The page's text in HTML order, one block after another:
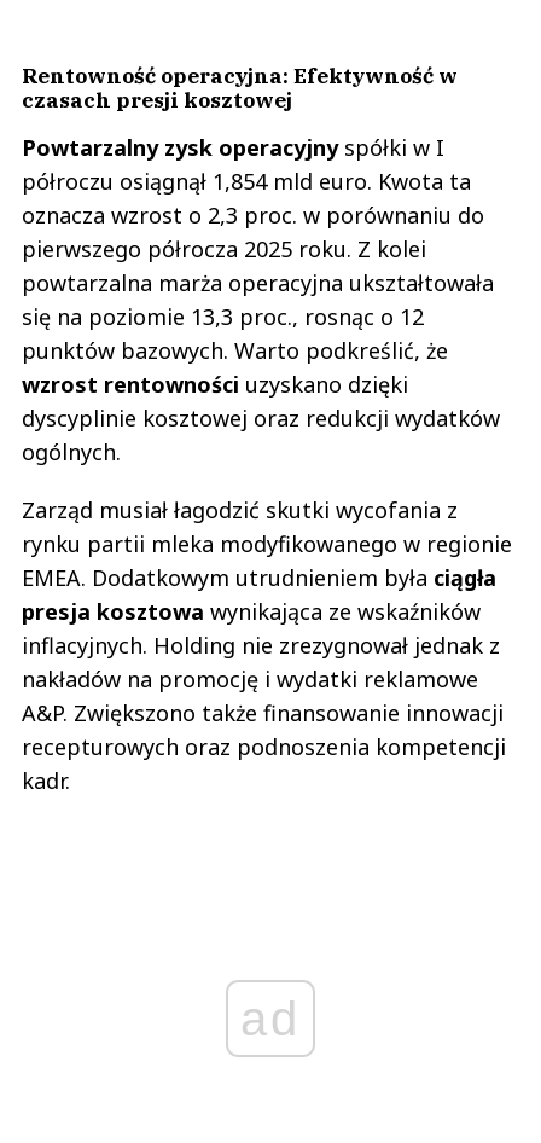
Rentowność operacyjna: Efektywność w
czasach presji kosztowej
Powtarzalny zysk operacyjnyspółki w I
półroczu osiągnął 1,854 mld euro. Kwota ta
oznacza wzrost o 2,3 proc. w porównaniu do
pierwszego półrocza 2025 roku. Z kolei
powtarzalna marża operacyjna ukształtowała
się na poziomie 13,3 proc., rosnąc o 12
punktów bazowych. Warto podkreślić, że
wzrost rentowności uzyskano dzięki
dyscyplinie kosztowej oraz redukcji wydatków
ogólnych.
Zarząd musiał łagodzić skutki wycofania z
rynku partii mleka modyfikowanego w regionie
EMEA. Dodatkowym utrudnieniem była ciągła
presja kosztowa wynikająca ze wskaźników
inflacyjnych. Holding nie zrezygnował jednak z
nakładów na promocję i wydatki reklamowe
A&P. Zwiększono także finansowanie innowacji
recepturowych oraz podnoszenia kompetencji
kadr.
ad